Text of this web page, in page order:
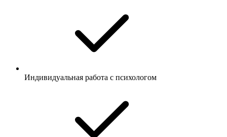
Индивидуальная работа с психологом